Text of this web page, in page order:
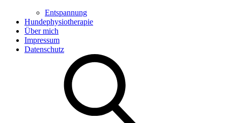
Entspannung
Hundephysiotherapie
Über mich
Impressum
Datenschutz